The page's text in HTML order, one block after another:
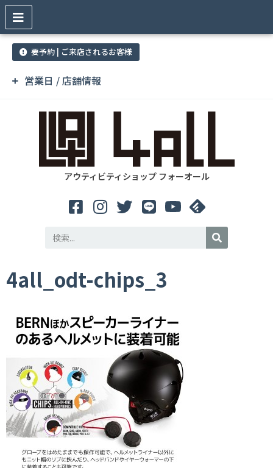
営業日 / 店舗情報
要予約 | ご来店されるお客様
アウティビティショップ フォーオール
4all_odt-chips_3